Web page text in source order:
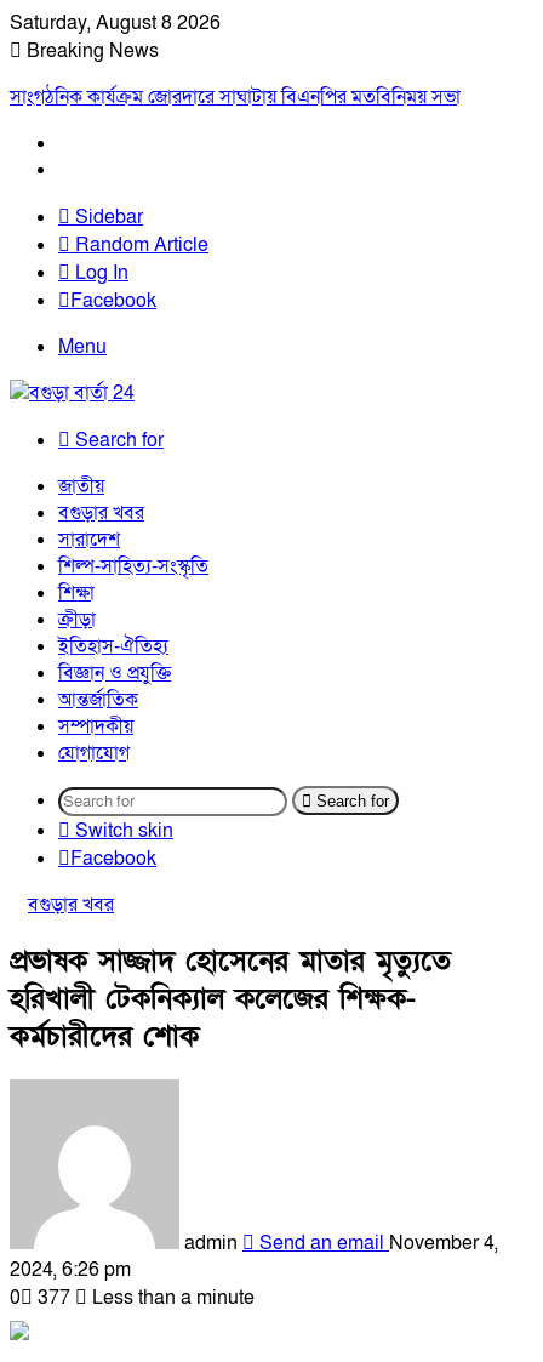
Saturday, August 8 2026
Breaking News
সাংগঠনিক কার্যক্রম জোরদারে সাঘাটায় বিএনপির মতবিনিময় সভা
Sidebar
Random Article
Log In
Facebook
Menu
Search for
জাতীয়
বগুড়ার খবর
সারাদেশ
শিল্প-সাহিত্য-সংস্কৃতি
শিক্ষা
ক্রীড়া
ইতিহাস-ঐতিহ্য
বিজ্ঞান ও প্রযুক্তি
আন্তর্জাতিক
সম্পাদকীয়
যোগাযোগ
Search for
Switch skin
Facebook
বগুড়ার খবর
প্রভাষক সাজ্জাদ হোসেনের মাতার মৃত্যুতে
হরিখালী টেকনিক্যাল কলেজের শিক্ষক-
কর্মচারীদের শোক
admin Send an email November 4,
2024, 6:26 pm
0
377 Less than a minute